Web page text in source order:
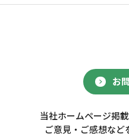
お
当社ホームページ掲
ご意見・ご感想など